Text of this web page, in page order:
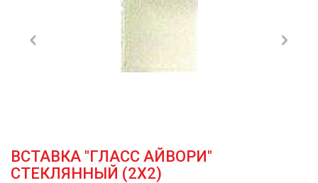
Previous
ВСТАВКА "ГЛАСС АЙВОРИ"
СТЕКЛЯННЫЙ (2Х2)